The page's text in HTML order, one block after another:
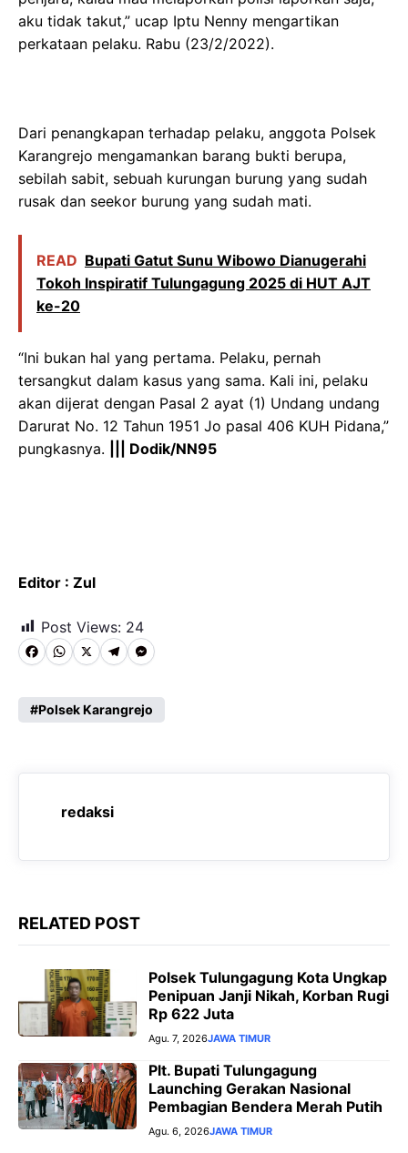
aku tidak takut,” ucap Iptu Nenny mengartikan
perkataan pelaku. Rabu (23/2/2022).
Dari penangkapan terhadap pelaku, anggota Polsek
Karangrejo mengamankan barang bukti berupa,
sebilah sabit, sebuah kurungan burung yang sudah
rusak dan seekor burung yang sudah mati.
READ Bupati Gatut Sunu Wibowo Dianugerahi
Tokoh Inspiratif Tulungagung 2025 di HUT AJT
ke-20
“Ini bukan hal yang pertama. Pelaku, pernah
tersangkut dalam kasus yang sama. Kali ini, pelaku
akan dijerat dengan Pasal 2 ayat (1) Undang undang
Darurat No. 12 Tahun 1951 Jo pasal 406 KUH Pidana,”
pungkasnya.
||| Dodik/NN95
Editor : Zul
Post Views: 24
F
c
b
k
W
a
s
A
p
X T
l
g
r
m
M
s
e
e
Polsek Karangrejo
redaksi
RELATED POST
Polsek Tulungagung Kota Ungkap
Penipuan Janji Nikah, Korban Rugi
Rp 622 Juta
Agu. 7, 2026JAWA TIMUR
Plt. Bupati Tulungagung
Launching Gerakan Nasional
Pembagian Bendera Merah Putih
Agu. 6, 2026JAWA TIMUR